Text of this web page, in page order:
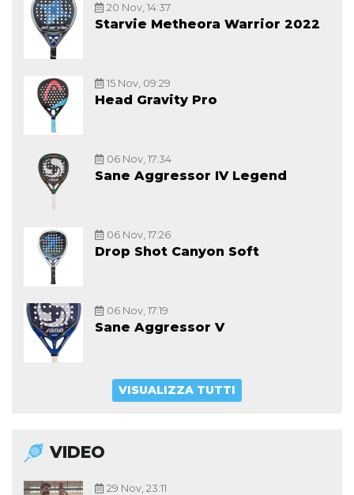
20 Nov, 14:37
Starvie Metheora Warrior 2022
15 Nov, 09:29
Head Gravity Pro
06 Nov, 17:34
Sane Aggressor IV Legend
06 Nov, 17:26
Drop Shot Canyon Soft
06 Nov, 17:19
Sane Aggressor V
VISUALIZZA TUTTI
VIDEO
29 Nov, 23:11